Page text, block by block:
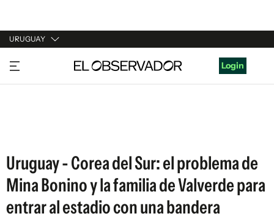
URUGUAY
URUGUAY
ARGENTINA
Login
Uruguay - Corea del Sur: el problema de
Mina Bonino y la familia de Valverde para
entrar al estadio con una bandera